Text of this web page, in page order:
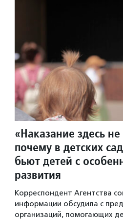
«Наказание здесь
почему в детских
бьют детей с
развития
Корреспондент Агентства
информации обсудила с
организаций, помогающих